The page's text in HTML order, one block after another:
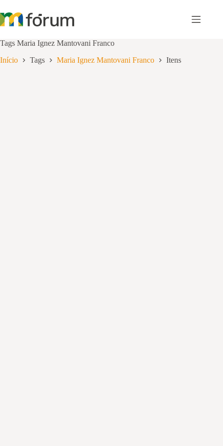
para
o
Tags Maria Ignez Mantovani Franco
Início Tags Maria Ignez Mantovani Franco Itens